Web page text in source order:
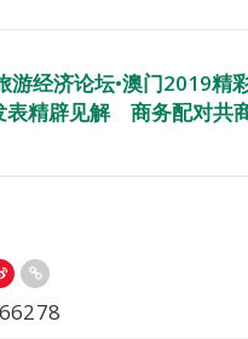
游经济论坛•澳门2019
表精辟见解 商务配对共